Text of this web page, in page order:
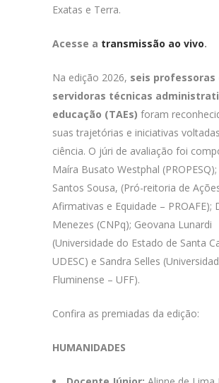
Exatas e Terra.
Acesse a transmissão ao vivo.
Na edição 2026, seis professoras
servidoras técnicas
educação (TAEs) foram
suas trajetórias e iniciativas
ciência. O júri de avaliação foi
Maíra Busato Westphal (PROPESQ);
Santos Sousa, (Pró-reitoria de
Afirmativas e Equidade – PROAFE);
Menezes (CNPq); Geovana Lunardi
(Universidade do Estado de Santa
UDESC) e Sandra Selles
Fluminense – UFF).
Confira as premiadas da edição:
HUMANIDADES